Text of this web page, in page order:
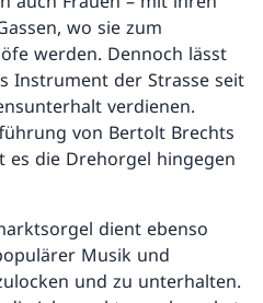
wo sie zum
werden. Dennoch lässt
Instrument der Strasse seit
verdienen.
von Bertolt Brechts
es die Drehorgel hingegen
dient ebenso
Musik und
und zu unterhalten.